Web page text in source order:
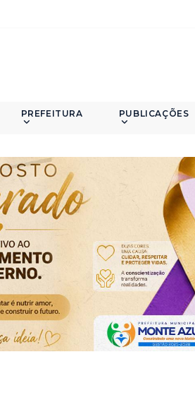
PREFEITURA PUBLICAÇÕES